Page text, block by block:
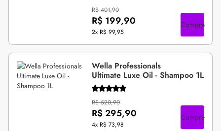
R$ 401,90
R$ 199,90
2x R$ 99,95
Compre
Wella Professionals
Ultimate Luxe Oil - Shampoo 1L
R$ 520,90
R$ 295,90
4x R$ 73,98
Compre